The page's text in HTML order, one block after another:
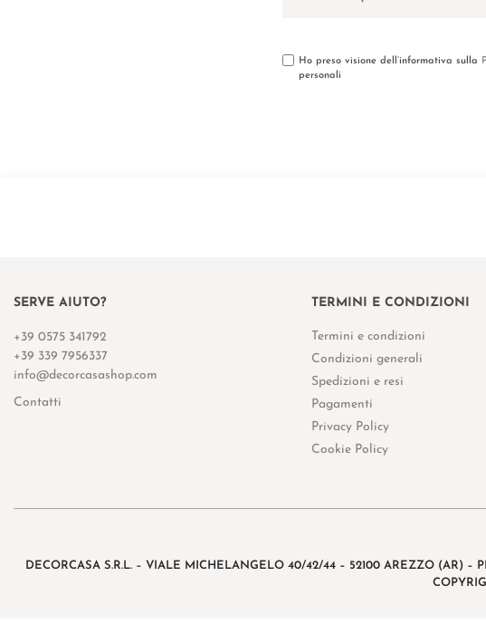
Ho preso visione dell’informativa sulla
personali
SERVE AIUTO?
+39 0575 341792
+39 339 7956337
info@decorcasashop.com
Contatti
TERMINI E CONDIZIONI
Termini e condizioni
Condizioni generali
Spedizioni e resi
Pagamenti
Privacy Policy
Cookie Policy
DECORCASA S.R.L. – VIALE MICHELANGELO 40/42/44 – 52100 AREZZO (AR) –